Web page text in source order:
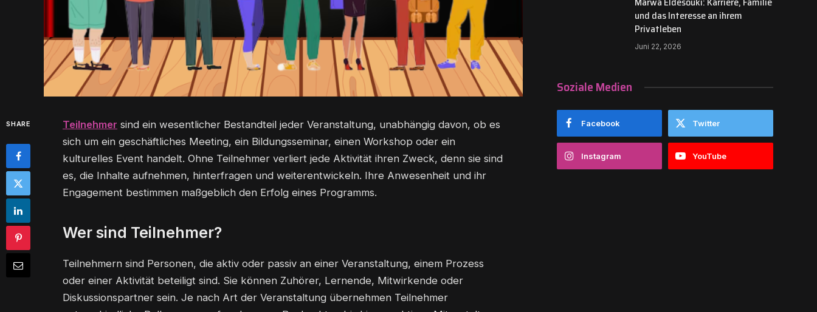
SHARE Teilnehmer sind ein wesentlicher Bestandteil jeder Veranstaltung, unabhängig davon, ob es
sich um ein geschäftliches Meeting, ein Bildungsseminar, einen Workshop oder ein
kulturelles Event handelt. Ohne Teilnehmer verliert jede Aktivität ihren Zweck, denn sie sind
es, die Inhalte aufnehmen, hinterfragen und weiterentwickeln. Ihre Anwesenheit und ihr
Engagement bestimmen maßgeblich den Erfolg eines Programms.
Wer sind Teilnehmer?
Teilnehmern sind Personen, die aktiv oder passiv an einer Veranstaltung, einem Prozess
oder einer Aktivität beteiligt sind. Sie können Zuhörer, Lernende, Mitwirkende oder
Diskussionspartner sein. Je nach Art der Veranstaltung übernehmen Teilnehmer
und das Interesse an ihrem
Privatleben
Juni 22, 2026
Soziale Medien
Facebook Twitter
Instagram YouTube